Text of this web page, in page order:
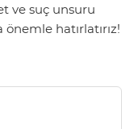
ve suç unsuru
hatırlatırız!